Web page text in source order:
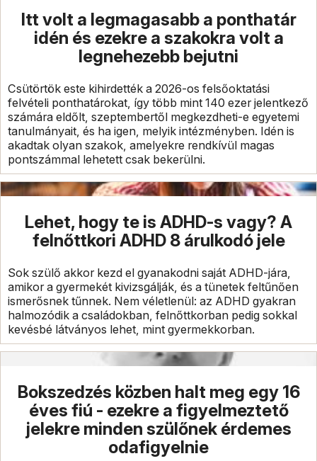
Itt volt a legmagasabb a ponthatár
idén és ezekre a szakokra volt a
legnehezebb bejutni
Csütörtök este kihirdették a 2026-os felsőoktatási
felvételi ponthatárokat, így több mint 140 ezer jelentkező
számára eldőlt, szeptembertől megkezdheti-e egyetemi
tanulmányait, és ha igen, melyik intézményben. Idén is
akadtak olyan szakok, amelyekre rendkívül magas
pontszámmal lehetett csak bekerülni.
Lehet, hogy te is ADHD-s vagy? A
felnőttkori ADHD 8 árulkodó jele
Sok szülő akkor kezd el gyanakodni saját ADHD-jára,
amikor a gyermekét kivizsgálják, és a tünetek feltűnően
ismerősnek tűnnek. Nem véletlenül: az ADHD gyakran
halmozódik a családokban, felnőttkorban pedig sokkal
kevésbé látványos lehet, mint gyermekkorban.
Bokszedzés közben halt meg egy 16
éves fiú - ezekre a figyelmeztető
jelekre minden szülőnek érdemes
odafigyelnie